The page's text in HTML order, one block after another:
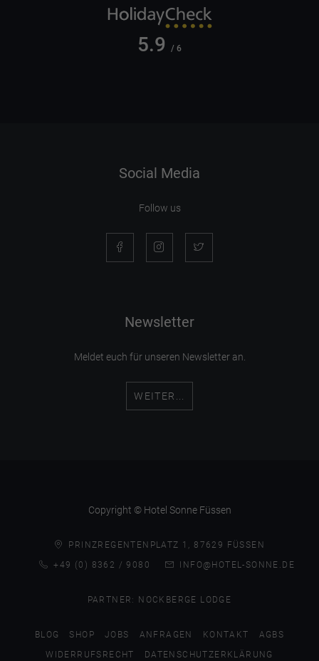
5.9 / 6
Social Media
Follow us
Newsletter
Meldet euch für unseren Newsletter an.
WEITER...
Copyright © Hotel Sonne Füssen
PRINZREGENTENPLATZ 1, 87629 FÜSSEN
+49 (0) 8362 / 9080
INFO@HOTEL-SONNE.DE
PARTNER: NOCKBERGE LODGE
BLOG SHOP JOBS ANFRAGEN KONTAKT
AGBS
WIDERRUFSRECHT
DATENSCHUTZERKLÄRUNG